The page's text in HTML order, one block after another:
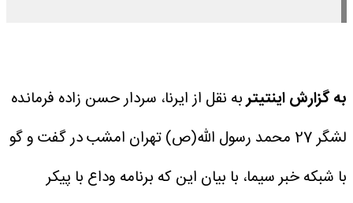
به گزارش اینتیتربه نقل از ایرنا، سردار حسن زاده فرمانده
لشگر 27 محمد رسول الله(ص) تهران امشب در گفت و گو
با شبکه خبر سیما، با بیان این که برنامه وداع با پیکر